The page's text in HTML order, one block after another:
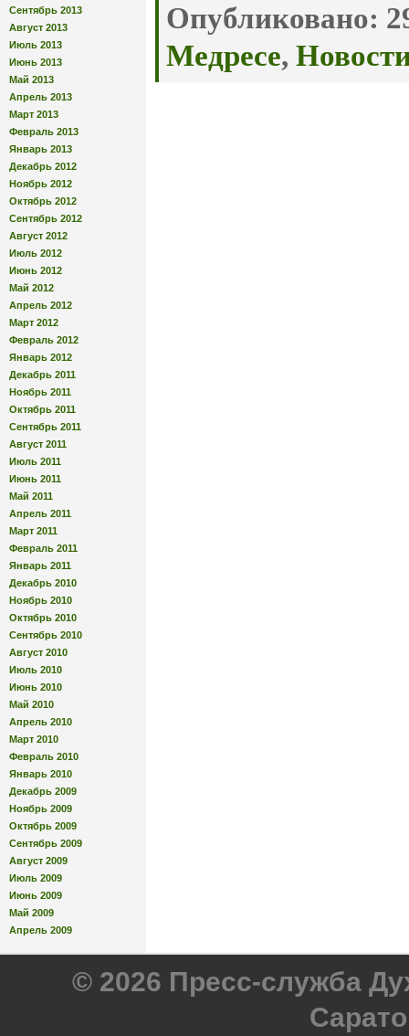
Сентябрь 2013
Август 2013
Июль 2013
Июнь 2013
Май 2013
Апрель 2013
Март 2013
Февраль 2013
Январь 2013
Декабрь 2012
Ноябрь 2012
Октябрь 2012
Сентябрь 2012
Август 2012
Июль 2012
Июнь 2012
Май 2012
Апрель 2012
Март 2012
Февраль 2012
Январь 2012
Декабрь 2011
Ноябрь 2011
Октябрь 2011
Сентябрь 2011
Август 2011
Июль 2011
Июнь 2011
Май 2011
Апрель 2011
Март 2011
Февраль 2011
Январь 2011
Декабрь 2010
Ноябрь 2010
Октябрь 2010
Сентябрь 2010
Август 2010
Июль 2010
Июнь 2010
Май 2010
Апрель 2010
Март 2010
Февраль 2010
Январь 2010
Декабрь 2009
Ноябрь 2009
Октябрь 2009
Сентябрь 2009
Август 2009
Июль 2009
Июнь 2009
Май 2009
Апрель 2009
Опубликовано:
Медресе,
© 2026 Пресс-служба